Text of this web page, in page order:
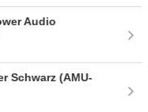
Audio
Schwarz (AMU-